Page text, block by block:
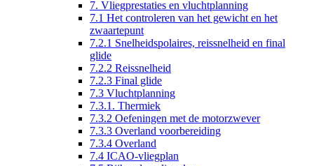
7. Vliegprestaties en vluchtplanning
7.1 Het controleren van het gewicht en het
zwaartepunt
7.2.1 Snelheidspolaires, reissnelheid en final
glide
7.2.2 Reissnelheid
7.2.3 Final glide
7.3 Vluchtplanning
7.3.1. Thermiek
7.3.2 Oefeningen met de motorzwever
7.3.3 Overland voorbereiding
7.3.4 Overland
7.4 ICAO-vliegplan